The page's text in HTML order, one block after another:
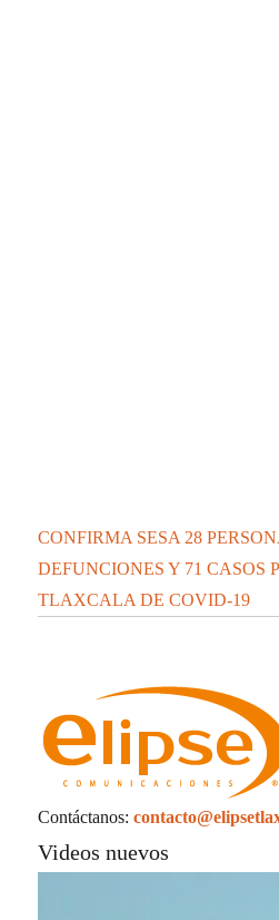
CONFIRMA SESA 28
DEFUNCIONES Y 71 CASOS
TLAXCALA DE COVID-19
Contáctanos:
Videos nuevos